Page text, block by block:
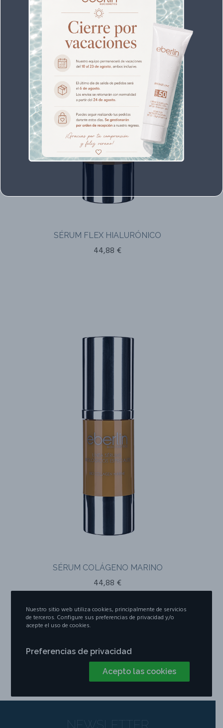
SÉRUM FLEX HIALURÓNICO
44,88 €
SÉRUM COLÁGENO MARINO
44,88 €
NEWSLETTER
Nuestro sitio web utiliza cookies, principalmente de servicios
de terceros. Configure sus preferencias de privacidad y/o
acepte el uso de cookies.
Preferencias de privacidad
Acepto las cookies